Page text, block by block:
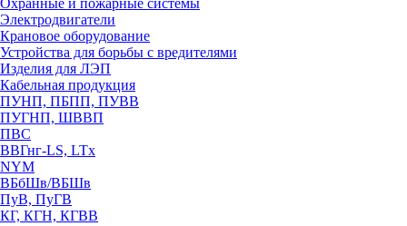
Охранные и пожарные системы
Электродвигатели
Крановое оборудование
Устройства для борьбы с вредителями
Изделия для ЛЭП
Кабельная продукция
ПУНП, ПБПП, ПУВВ
ПУГНП, ШВВП
ПВС
ВВГнг-LS, LTx
NYM
ВБбШв/ВБШв
ПуВ, ПуГВ
КГ, КГН, КГВВ